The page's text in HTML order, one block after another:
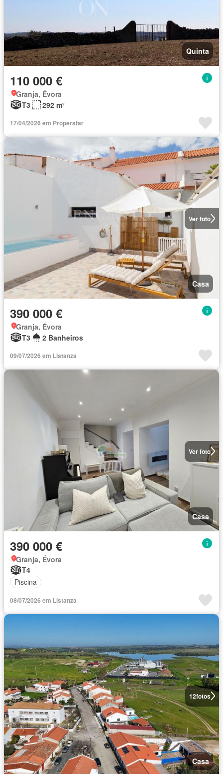
Quinta
110 000 €
Granja, Évora
T3
292 m²
17/04/2026 em Properstar
Ver foto
Casa
390 000 €
Granja, Évora
T3
2 Banheiros
09/07/2026 em Listanza
Ver foto
Casa
390 000 €
Granja, Évora
T4
Piscina
08/07/2026 em Listanza
12fotos
Casa